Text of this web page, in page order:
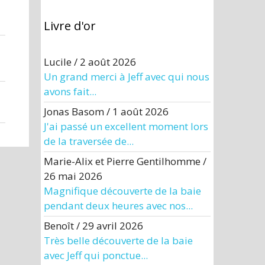
Livre d'or
Lucile/ 2 août 2026
Un grand merci à Jeff avec qui nous
avons fait...
Jonas Basom/ 1 août 2026
J'ai passé un excellent moment lors
de la traversée de...
Marie-Alix et Pierre Gentilhomme/
26 mai 2026
Magnifique découverte de la baie
pendant deux heures avec nos...
Benoît/ 29 avril 2026
Très belle découverte de la baie
avec Jeff qui ponctue...